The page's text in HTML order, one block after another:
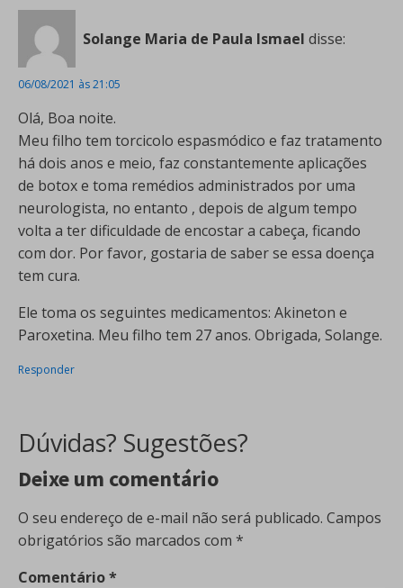
Solange Maria de Paula Ismael disse:
06/08/2021 às 21:05
Olá, Boa noite.
Meu filho tem torcicolo espasmódico e faz tratamento
há dois anos e meio, faz constantemente aplicações
de botox e toma remédios administrados por uma
neurologista, no entanto , depois de algum tempo
volta a ter dificuldade de encostar a cabeça, ficando
com dor. Por favor, gostaria de saber se essa doença
tem cura.
Ele toma os seguintes medicamentos: Akineton e
Paroxetina. Meu filho tem 27 anos. Obrigada, Solange.
Responder
Dúvidas? Sugestões?
Deixe um comentário
O seu endereço de e-mail não será publicado. Campos
obrigatórios são marcados com *
Comentário*